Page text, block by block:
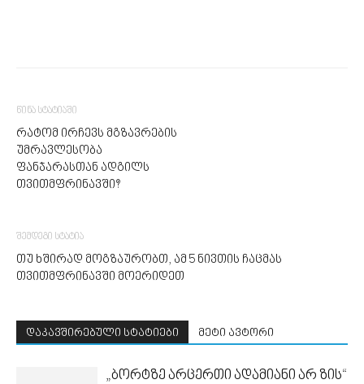
წინა სტატიაში
რატომ ირჩევს მგზავრების
უმრავლესობა
ფანჯარასთან ადგილს
თვითმფრინავში?
შემდეგი სტატია
თუ ხშირად მოგზაურობთ, ამ 5 ნივთის ჩაცმას
თვითმფრინავში მოერიდეთ
დაკავშირებული სტატიები მეტი ავტორი
„ბორტზე არცერთი ადამიანი არ ზის“